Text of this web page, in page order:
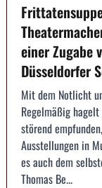
einer Zugabe
Düsseldorfer
Mit dem Notlicht
Regelmäßig
störend
Ausstellungen in
es auch dem
Thomas Be...